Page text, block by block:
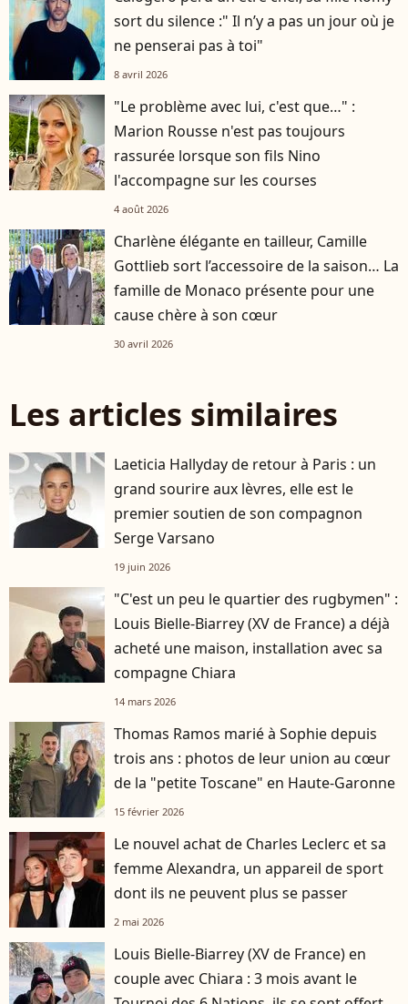
sort du silence :" Il n’y a pas un jour où je
ne penserai pas à toi"
8 avril 2026
"Le problème avec lui, c'est que…" :
Marion Rousse n'est pas toujours
rassurée lorsque son fils Nino
l'accompagne sur les courses
4 août 2026
Charlène élégante en tailleur, Camille
Gottlieb sort l’accessoire de la saison… La
famille de Monaco présente pour une
cause chère à son cœur
30 avril 2026
Les articles similaires
Laeticia Hallyday de retour à Paris : un
grand sourire aux lèvres, elle est le
premier soutien de son compagnon
Serge Varsano
19 juin 2026
"C'est un peu le quartier des rugbymen" :
Louis Bielle-Biarrey (XV de France) a déjà
acheté une maison, installation avec sa
compagne Chiara
14 mars 2026
Thomas Ramos marié à Sophie depuis
trois ans : photos de leur union au cœur
de la "petite Toscane" en Haute-Garonne
15 février 2026
Le nouvel achat de Charles Leclerc et sa
femme Alexandra, un appareil de sport
dont ils ne peuvent plus se passer
2 mai 2026
Louis Bielle-Biarrey (XV de France) en
couple avec Chiara : 3 mois avant le